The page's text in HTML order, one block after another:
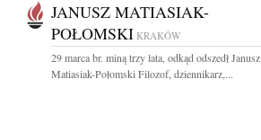
JANUSZ MATIASIAK-
POŁOMSKI KRAKÓW
29 marca br. miną trzy lata, odkąd odszedł Janusz
Matiasiak-Połomski Filozof, dziennikarz,...